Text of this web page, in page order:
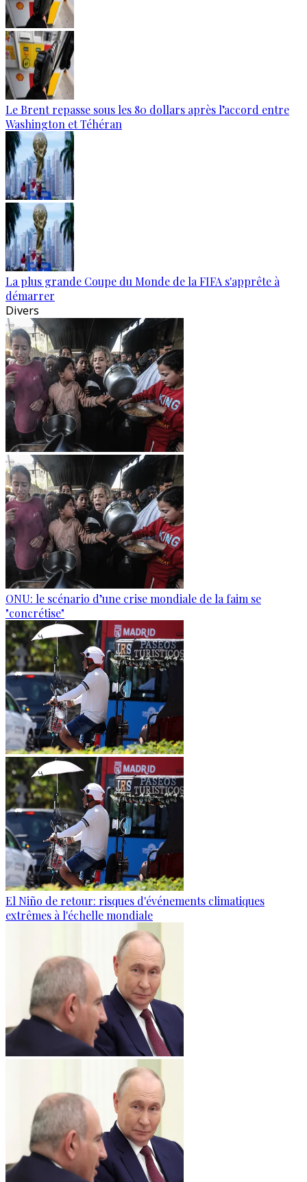
Le Brent repasse sous les 80 dollars après l’accord entre
Washington et Téhéran
La plus grande Coupe du Monde de la FIFA s'apprête à
démarrer
Divers
ONU: le scénario d’une crise mondiale de la faim se
"concrétise"
El Niño de retour: risques d'événements climatiques
extrêmes à l'échelle mondiale